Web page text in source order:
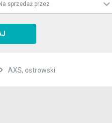
Na sprzedaż przez
AXS, ostrowski